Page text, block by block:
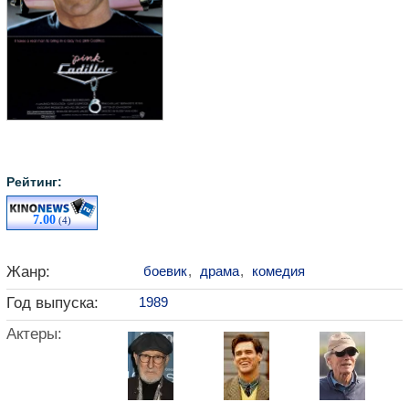
Рейтинг:
7.00 (4)
Жанр: боевик, драма, комедия
Год выпуска: 1989
Актеры: